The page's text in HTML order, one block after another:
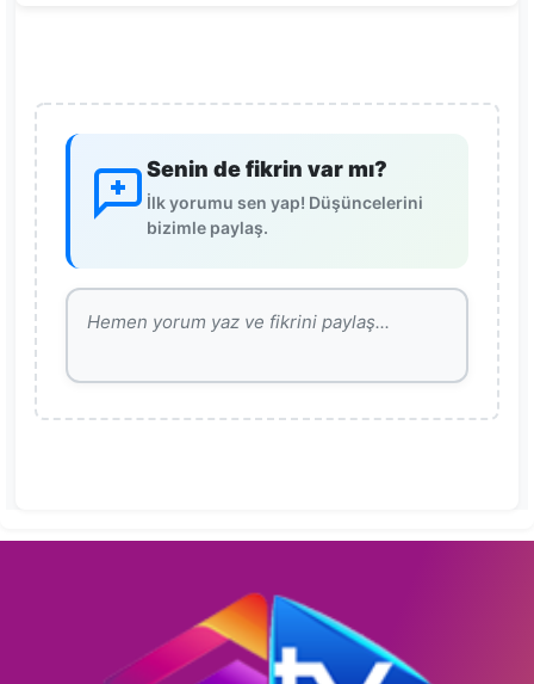
Senin de fikrin var mı?
İlk yorumu sen yap! Düşüncelerini
bizimle paylaş.